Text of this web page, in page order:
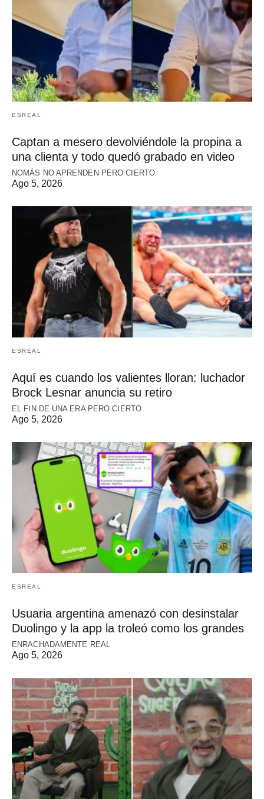
ESREAL
Captan a mesero devolviéndole la propina a
una clienta y todo quedó grabado en video
NOMÁS NO APRENDEN PERO CIERTO
Ago 5, 2026
ESREAL
Aquí es cuando los valientes lloran: luchador
Brock Lesnar anuncia su retiro
EL FIN DE UNA ERA PERO CIERTO
Ago 5, 2026
ESREAL
Usuaria argentina amenazó con desinstalar
Duolingo y la app la troleó como los grandes
ENRACHADAMENTE REAL
Ago 5, 2026